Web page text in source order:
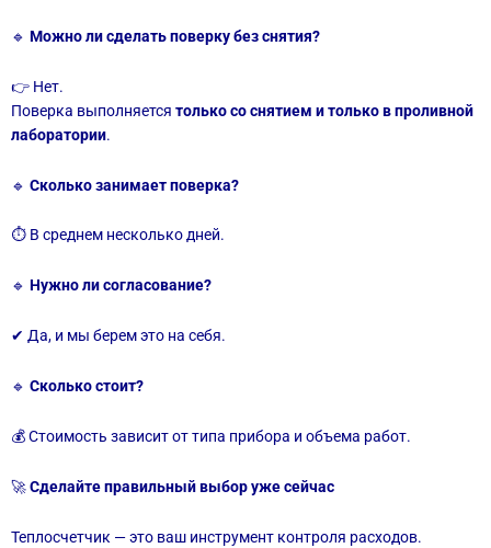
🔹 Можно ли сделать поверку без снятия?
👉 Нет.
Поверка выполняется только со снятием и только в проливной
лаборатории.
🔹 Сколько занимает поверка?
⏱ В среднем несколько дней.
🔹 Нужно ли согласование?
✔ Да, и мы берем это на себя.
🔹 Сколько стоит?
💰 Стоимость зависит от типа прибора и объема работ.
🚀Сделайте правильный выбор уже сейчас
Теплосчетчик — это ваш инструмент контроля расходов.